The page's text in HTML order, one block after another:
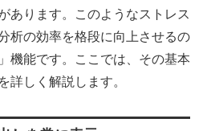
あります。このようなストレス
析の効率を格段に向上させるの
機能です。ここでは、その基本
詳しく解説します。